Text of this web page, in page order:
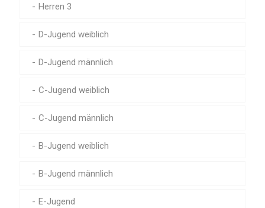
Herren 3
D-Jugend weiblich
D-Jugend männlich
C-Jugend weiblich
C-Jugend männlich
B-Jugend weiblich
B-Jugend männlich
E-Jugend